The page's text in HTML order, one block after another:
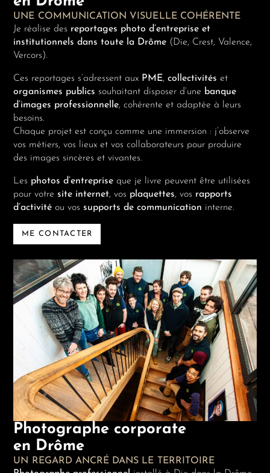
UNE COMMUNICATION VISUELLE COHÉRENTE
Je réalise des reportages photo d’entreprise et
institutionnels dans toute la Drôme (Die, Crest, Valence,
Vercors).
Ces reportages s’adressent aux PME,collectivités et
organismes publics souhaitant disposer d’une banque
d’images professionnelle, cohérente et adaptée à leurs
besoins.
Chaque projet est conçu comme une immersion : j’observe
vos métiers, vos lieux et vos collaborateurs pour produire
des images sincères et vivantes.
Les photos d’entreprise que je livre peuvent être utilisées
pour votre site internet, vos plaquettes, vos rapports
d’activité ou vos supports de communication interne.
ME CONTACTER
Photographe corporate
en Drôme
UN REGARD ANCRÉ DANS LE TERRITOIRE